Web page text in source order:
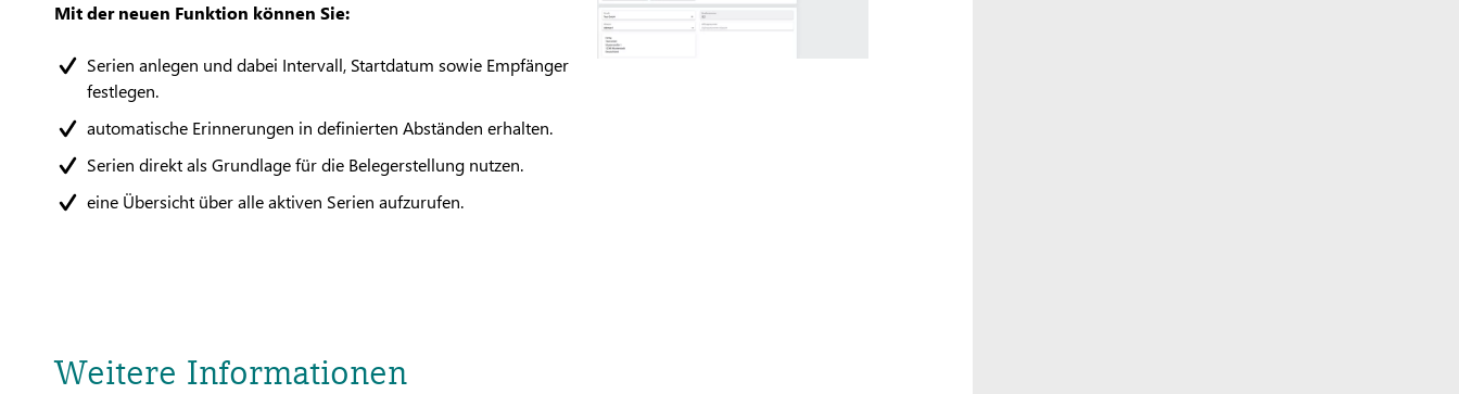
Mit der neuen Funktion können Sie:
Serien anlegen und dabei Intervall, Startdatum sowie Empfänger
festlegen.
automatische Erinnerungen in definierten Abständen erhalten.
Serien direkt als Grundlage für die Belegerstellung nutzen.
eine Übersicht über alle aktiven Serien aufzurufen.
Weitere Informationen